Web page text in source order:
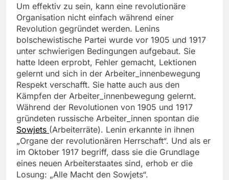
Um effektiv zu sein, kann eine revolutionäre
Organisation nicht einfach während einer
Revolution gegründet werden. Lenins
bolschewistische Partei wurde vor 1905 und 1917
unter schwierigen Bedingungen aufgebaut. Sie
hatte Ideen erprobt, Fehler gemacht, Lektionen
gelernt und sich in der Arbeiter_innenbewegung
Respekt verschafft. Sie hatte auch aus den
Kämpfen der Arbeiter_innenbewegung gelernt.
Während der Revolutionen von 1905 und 1917
gründeten russische Arbeiter_innen spontan die
Sowjets (Arbeiterräte). Lenin erkannte in ihnen
„Organe der revolutionären Herrschaft“. Und als er
im Oktober 1917 begriff, dass sie die Grundlage
eines neuen Arbeiterstaates sind, erhob er die
Losung: „Alle Macht den Sowjets“.